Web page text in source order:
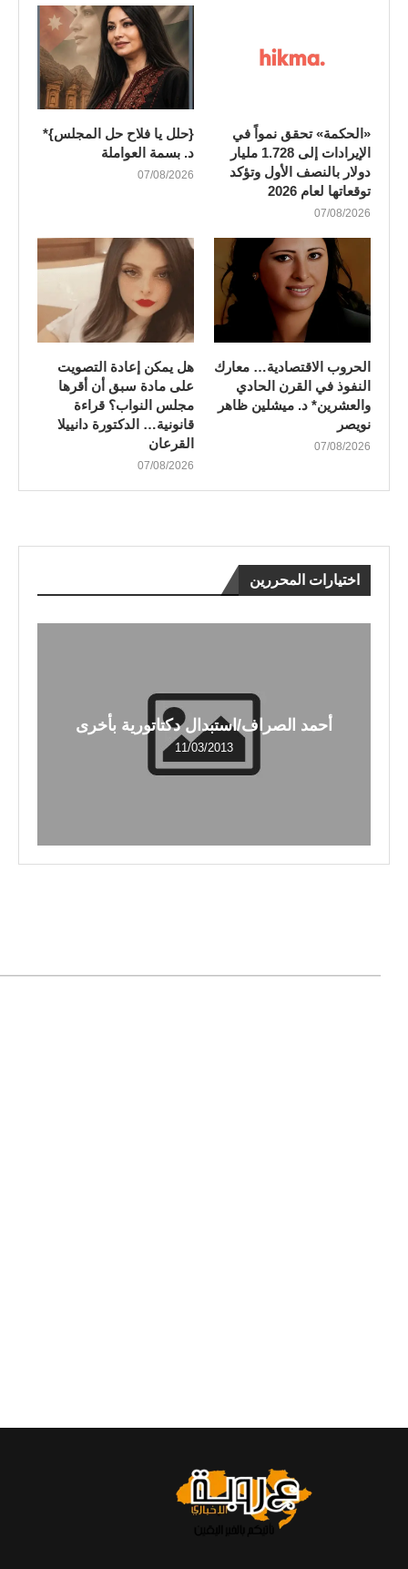
«الحكمة» تحقق نمواً في
الإيرادات إلى 1.728 مليار
دولار بالنصف الأول وتؤكد
توقعاتها لعام 2026
07/08/2026
{حلل يا فلاح حل المجلس}*
د. بسمة العواملة
07/08/2026
الحروب الاقتصادية… معارك
النفوذ في القرن الحادي
والعشرين* د. ميشلين ظاهر
نويصر
07/08/2026
هل يمكن إعادة التصويت
على مادة سبق أن أقرها
مجلس النواب؟ قراءة
قانونية… الدكتورة دانييلا
القرعان
07/08/2026
اختيارات المحررين
أحمد الصراف/استبدال دكتاتورية بأخرى
11/03/2013